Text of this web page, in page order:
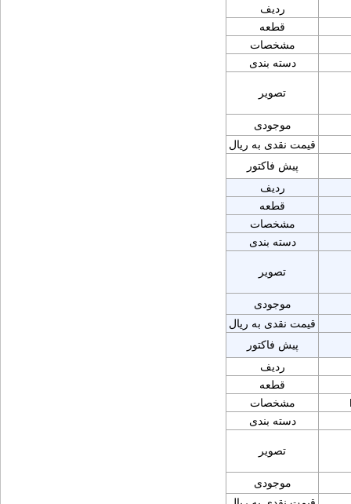
ردیف
قطعه
مشخصات
دسته بندی
تصویر
موجودی
قیمت نقدی به ریال
پیش فاکتور
ردیف
قطعه
مشخصات
دسته بندی
تصویر
موجودی
قیمت نقدی به ریال
پیش فاکتور
ردیف
قطعه
مشخصات
دسته بندی
تصویر
موجودی